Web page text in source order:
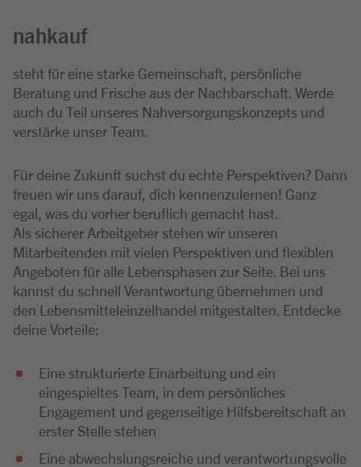
nahkauf
steht für eine starke Gemeinschaft, persönliche
Beratung und Frische aus der Nachbarschaft. Werde
auch du Teil unseres Nahversorgungskonzepts und
verstärke unser Team.
Für deine Zukunft suchst du echte Perspektiven? Dann
freuen wir uns darauf, dich kennenzulernen! Ganz
egal, was du vorher beruflich gemacht hast.
Als sicherer Arbeitgeber stehen wir unseren
Mitarbeitenden mit vielen Perspektiven und flexiblen
Angeboten für alle Lebensphasen zur Seite. Bei uns
kannst du schnell Verantwortung übernehmen und
den Lebensmitteleinzelhandel mitgestalten. Entdecke
deine Vorteile:
Eine strukturierte Einarbeitung und ein
eingespieltes Team, in dem persönliches
Engagement und gegenseitige Hilfsbereitschaft an
erster Stelle stehen
Eine abwechslungsreiche und verantwortungsvolle